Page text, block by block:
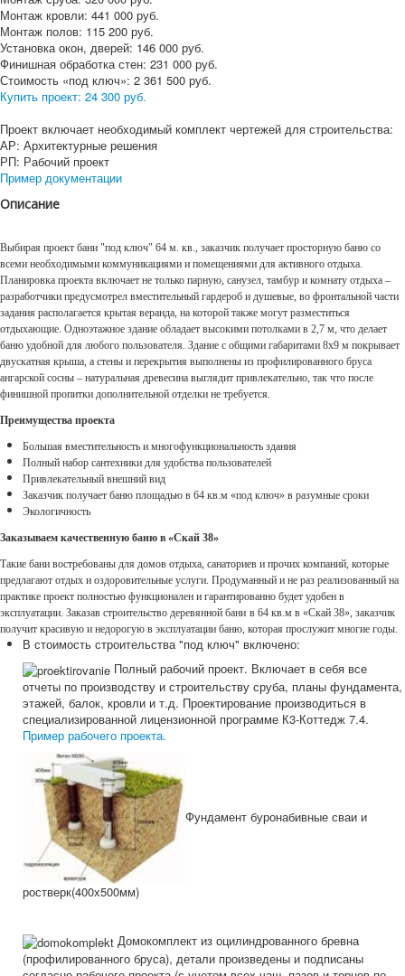
Монтаж кровли: 441 000 руб.
Монтаж полов: 115 200 руб.
Установка окон, дверей: 146 000 руб.
Финишная обработка стен: 231 000 руб.
Стоимость «под ключ»: 2 361 500 руб.
Купить проект: 24 300 руб.
Проект включает необходимый комплект чертежей для строительства:
АР: Архитектурные решения
РП: Рабочий проект
Пример документации
Описание
Выбирая проект бани "под ключ" 64 м. кв., заказчик получает просторную баню со
всеми необходимыми коммуникациями и помещениями для активного отдыха.
Планировка проекта включает не только парную, санузел, тамбур и комнату отдыха –
разработчики предусмотрел вместительный гардероб и душевые, во фронтальной части
задания располагается крытая веранда, на которой также могут разместиться
отдыхающие. Одноэтажное здание обладает высокими потолками в 2,7 м, что делает
баню удобной для любого пользователя. Здание с общими габаритами 8х9 м покрывает
двускатная крыша, а стены и перекрытия выполнены из профилированного бруса
ангарской сосны – натуральная древесина выглядит привлекательно, так что после
финишной пропитки дополнительной отделки не требуется.
Преимущества проекта
Большая вместительность и многофункциональность здания
Полный набор сантехники для удобства пользователей
Привлекательный внешний вид
Заказчик получает баню площадью в 64 кв.м «под ключ» в разумные сроки
Экологичность
Заказываем качественную баню в «Скай 38»
Такие бани востребованы для домов отдыха, санаториев и прочих компаний, которые
предлагают отдых и оздоровительные услуги. Продуманный и не раз реализованный на
практике проект полностью функционален и гарантированно будет удобен в
эксплуатации. Заказав строительство деревянной бани в 64 кв.м в «Скай 38», заказчик
получит красивую и недорогую в эксплуатации баню, которая прослужит многие годы.
В стоимость строительства "под ключ" включено:
Полный рабочий проект. Включает в себя все
отчеты по производству и строительству сруба, планы фундамента,
этажей, балок, кровли и т.д. Проектирование производиться в
специализированной лицензионной программе К3-Коттедж 7.4.
Пример рабочего проекта.
Фундамент буронабивные сваи и
ростверк(400х500мм)
Домокомплект из оцилиндрованного бревна
(профилированного бруса), детали произведены и подписаны